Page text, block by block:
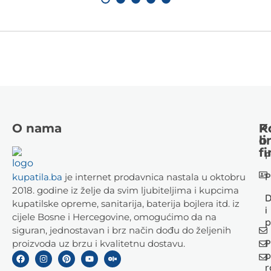
O nama
kupatila.ba je internet prodavnica nastala u oktobru
2018. godine iz želje da svim ljubiteljima i kupcima
kupatilske opreme, sanitarija, baterija bojlera itd. iz
cijele Bosne i Hercegovine, omogućimo da na
siguran, jednostavan i brz način dođu do željenih
proizvoda uz brzu i kvalitetnu dostavu.
i
o